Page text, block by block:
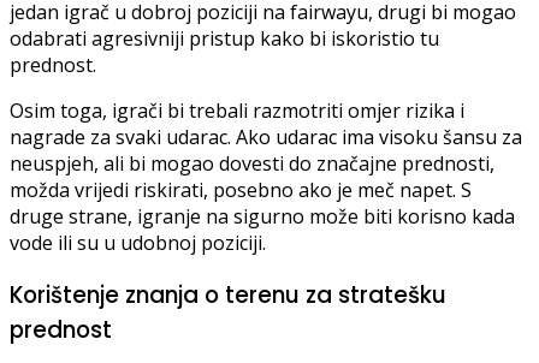
jedan igrač u dobroj poziciji na fairwayu, drugi bi mogao
odabrati agresivniji pristup kako bi iskoristio tu
prednost.
Osim toga, igrači bi trebali razmotriti omjer rizika i
nagrade za svaki udarac. Ako udarac ima visoku šansu za
neuspjeh, ali bi mogao dovesti do značajne prednosti,
možda vrijedi riskirati, posebno ako je meč napet. S
druge strane, igranje na sigurno može biti korisno kada
vode ili su u udobnoj poziciji.
Korištenje znanja o terenu za stratešku
prednost